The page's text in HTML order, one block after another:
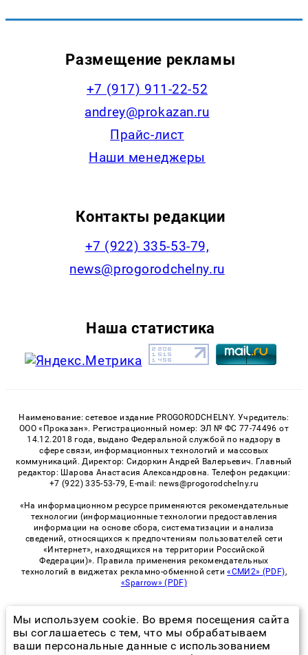
Размещение рекламы
+7 (917) 911-22-52
andrey@prokazan.ru
Прайс-лист
Наши менеджеры
Контакты редакции
+7 (922) 335-53-79,
news@progorodchelny.ru
Наша статистика
Наименование: сетевое издание PROGORODCHELNY. Учредитель:
ООО «Проказан». Регистрационный номер: ЭЛ № ФС 77-74496 от
14.12.2018 года, выдано Федеральной службой по надзору в
сфере связи, информационных технологий и массовых
коммуникаций. Директор: Сидоркин Андрей Валерьевич. Главный
редактор: Шарова Анастасия Александровна. Телефон редакции:
+7 (922) 335-53-79, E-mail: news@progorodchelny.ru
«На информационном ресурсе применяются рекомендательные
технологии (информационные технологии предоставления
информации на основе сбора, систематизации и анализа
сведений, относящихся к предпочтениям пользователей сети
«Интернет», находящихся на территории Российской
Федерации)». Правила применения рекомендательных
технологий в виджетах рекламно-обменной сети«СМИ2» (PDF),
«Sparrow» (PDF)
© 2026 «PROGorodChelny» | Все права защищены
Возрастная категория сайта 16+
Мы используем cookie. Во время посещения сайта
вы соглашаетесь с тем, что мы обрабатываем
ваши персональные данные с использованием